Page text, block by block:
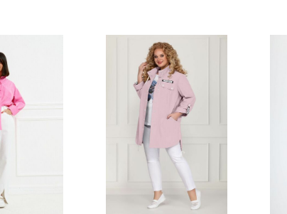
КУПИТЬ